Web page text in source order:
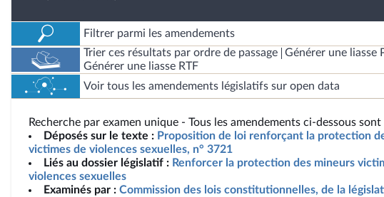
Filtrer parmi les amendements
Trier ces résultats par ordre de passage
Générer une liasse
Générer une liasse RTF
Voir tous les amendements législatifs sur open data
Recherche par examen unique - Tous les amendements ci-dessous sont
Déposés sur le texte : Proposition de loi renforçant la protection
victimes de violences sexuelles, n° 3721
Liés au dossier législatif : Renforcer la protection des mineurs
violences sexuelles
Examinés par : Commission des lois constitutionnelles, de la